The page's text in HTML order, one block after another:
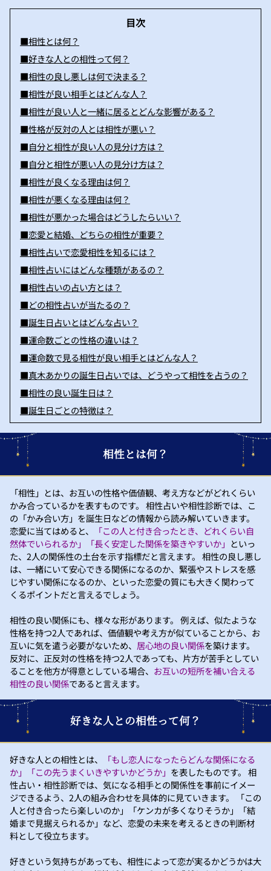
目次
■相性とは何？
■好きな人との相性って何？
■相性の良し悪しは何で決まる？
■相性が良い相手とはどんな人？
■相性が良い人と一緒に居るとどんな影響がある？
■性格が反対の人とは相性が悪い？
■自分と相性が良い人の見分け方は？
■自分と相性が悪い人の見分け方は？
■相性が良くなる理由は何？
■相性が悪くなる理由は何？
■相性が悪かった場合はどうしたらいい？
■恋愛と結婚、どちらの相性が重要？
■相性占いで恋愛相性を知るには？
■相性占いにはどんな種類があるの？
■相性占いの占い方とは？
■どの相性占いが当たるの？
■誕生日占いとはどんな占い？
■運命数ごとの性格の違いは？
■運命数で見る相性が良い相手とはどんな人？
■真木あかりの誕生日占いでは、どうやって相性を占うの？
■相性の良い誕生日は？
■誕生日ごとの特徴は？
相性とは何？
「相性」とは、お互いの性格や価値観、考え方などがどれくらい
かみ合っているかを表すものです。 相性占いや相性診断では、こ
の「かみ合い方」を誕生日などの情報から読み解いていきます。
恋愛に当てはめると、
「この人と付き合ったとき、どれくらい自
然体でいられるか」「長く安定した関係を築きやすいか」 といっ
た、2人の関係性の土台を示す指標だと言えます。 相性の良し悪し
は、一緒にいて安心できる関係になるのか、緊張やストレスを感
じやすい関係になるのか、といった恋愛の質にも大きく関わって
くるポイントだと言えるでしょう。
相性の良い関係にも、様々な形があります。 例えば、似たような
性格を持つ2人であれば、価値観や考え方が似ていることから、お
互いに気を遣う必要がないため、 居心地の良い関係を築けます。
反対に、正反対の性格を持つ2人であっても、片方が苦手としてい
ることを他方が得意としている場合、 お互いの短所を補い合える
相性の良い関係であると言えます。
好きな人との相性って何？
好きな人との相性とは、
「もし恋人になったらどんな関係になる
か」「この先うまくいきやすいかどうか」 を表したものです。 相
性占い・相性診断では、気になる相手との関係性を事前にイメー
ジできるよう、2人の組み合わせを具体的に見ていきます。 「この
人と付き合ったら楽しいのか」「ケンカが多くなりそうか」「結
婚まで見据えられるか」など、恋愛の未来を考えるときの判断材
料として役立ちます。
好きという気持ちがあっても、相性によって恋が実るかどうかは大